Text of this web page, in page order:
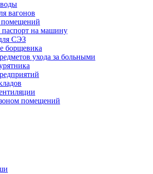
вагонов
на машину
СЭЗ
борщевика
ухода за больными
помещений